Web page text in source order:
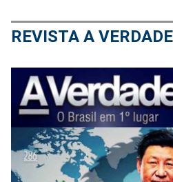
REVISTA A VERDADE